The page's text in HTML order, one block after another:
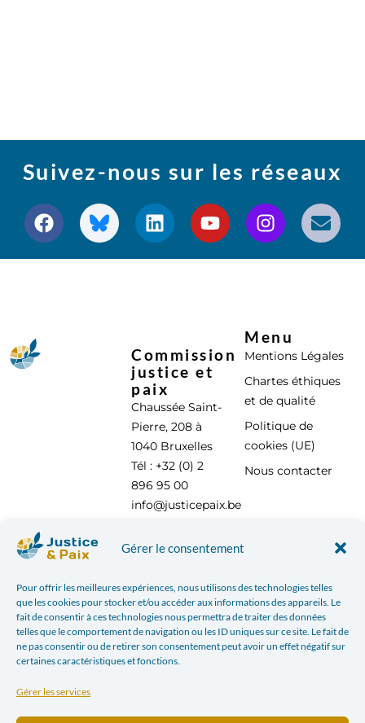
Gérer le consentement
Pour offrir les meilleures expériences, nous utilisons des technologies telles
que les cookies pour stocker et/ou accéder aux informations des appareils. Le
fait de consentir à ces technologies nous permettra de traiter des données
telles que le comportement de navigation ou les ID uniques sur ce site. Le fait de
ne pas consentir ou de retirer son consentement peut avoir un effet négatif sur
certaines caractéristiques et fonctions.
Gérer les services
Suivez-nous sur les réseaux
Commission
justice et
paix
Chaussée Saint-
Pierre, 208 à
1040 Bruxelles
Tél : +32 (0) 2
896 95 00
info@justicepaix.be
Menu
Mentions Légales
Chartes éthiques
et de qualité
Politique de
cookies (UE)
Nous contacter